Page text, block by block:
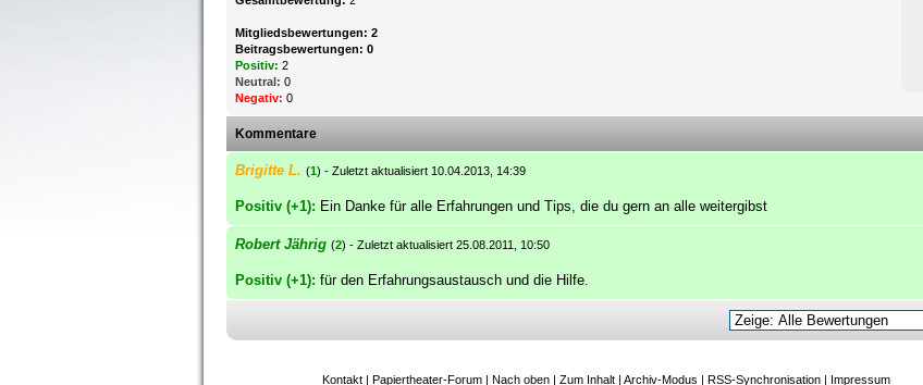
Mitgliedsbewertungen: 2
Beitragsbewertungen: 0
Positiv: 2
Neutral: 0
Negativ: 0
Kommentare
Brigitte L. (1) - Zuletzt aktualisiert 10.04.2013, 14:39
Positiv (+1): Ein Danke für alle Erfahrungen und Tips, die du gern an alle weitergibst
Robert Jährig (2) - Zuletzt aktualisiert 25.08.2011, 10:50
Positiv (+1): für den Erfahrungsaustausch und die Hilfe.
Kontakt | Papiertheater-Forum | Nach oben | Zum Inhalt | Archiv-Modus | RSS-Synchronisation | Impressum